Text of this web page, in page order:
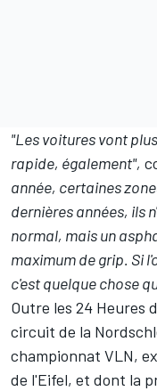
"Les voitures vont
rapide, également",
année, certaines
dernières années, ils
normal, mais un
maximum de grip. Si
c'est quelque chose
Outre les 24 Heures
circuit de la
championnat VLN,
de l'Eifel, et dont la